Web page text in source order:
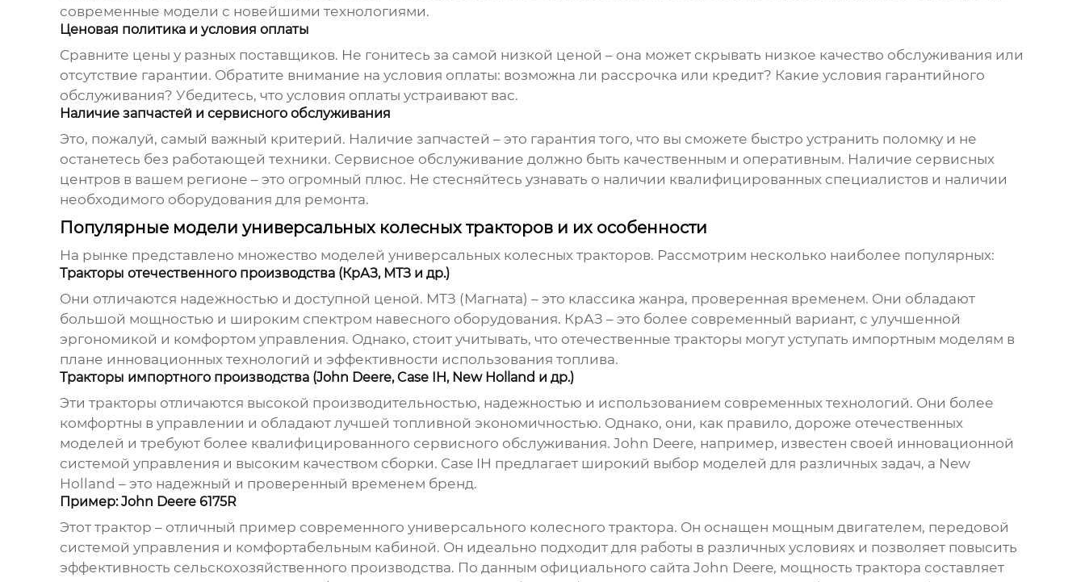
современные модели с новейшими технологиями.
Ценовая политика и условия оплаты
Сравните цены у разных поставщиков. Не гонитесь за самой низкой ценой – она может скрывать низкое качество обслуживания или
отсутствие гарантии. Обратите внимание на условия оплаты: возможна ли рассрочка или кредит? Какие условия гарантийного
обслуживания? Убедитесь, что условия оплаты устраивают вас.
Наличие запчастей и сервисного обслуживания
Это, пожалуй, самый важный критерий. Наличие запчастей – это гарантия того, что вы сможете быстро устранить поломку и не
останетесь без работающей техники. Сервисное обслуживание должно быть качественным и оперативным. Наличие сервисных
центров в вашем регионе – это огромный плюс. Не стесняйтесь узнавать о наличии квалифицированных специалистов и наличии
необходимого оборудования для ремонта.
Популярные модели универсальных колесных тракторов и их особенности
На рынке представлено множество моделей универсальных колесных тракторов. Рассмотрим несколько наиболее популярных:
Тракторы отечественного производства (КрАЗ, МТЗ и др.)
Они отличаются надежностью и доступной ценой. МТЗ (Магната) – это классика жанра, проверенная временем. Они обладают
большой мощностью и широким спектром навесного оборудования. КрАЗ – это более современный вариант, с улучшенной
эргономикой и комфортом управления. Однако, стоит учитывать, что отечественные тракторы могут уступать импортным моделям в
плане инновационных технологий и эффективности использования топлива.
Тракторы импортного производства (John Deere, Case IH, New Holland и др.)
Эти тракторы отличаются высокой производительностью, надежностью и использованием современных технологий. Они более
комфортны в управлении и обладают лучшей топливной экономичностью. Однако, они, как правило, дороже отечественных
моделей и требуют более квалифицированного сервисного обслуживания. John Deere, например, известен своей инновационной
системой управления и высоким качеством сборки. Case IH предлагает широкий выбор моделей для различных задач, а New
Holland – это надежный и проверенный временем бренд.
Пример: John Deere 6175R
Этот трактор – отличный пример современного универсального колесного трактора. Он оснащен мощным двигателем, передовой
системой управления и комфортабельным кабиной. Он идеально подходит для работы в различных условиях и позволяет повысить
эффективность сельскохозяйственного производства. По данным официального сайта John Deere, мощность трактора составляет